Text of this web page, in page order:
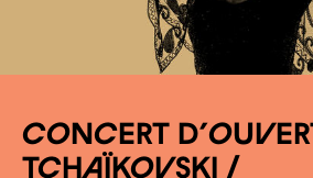
CONCERT
TCHAÏKOVSKI /